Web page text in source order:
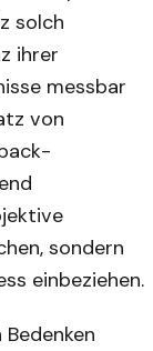
solch
ihrer
messbar
von
sondern
einbeziehen.